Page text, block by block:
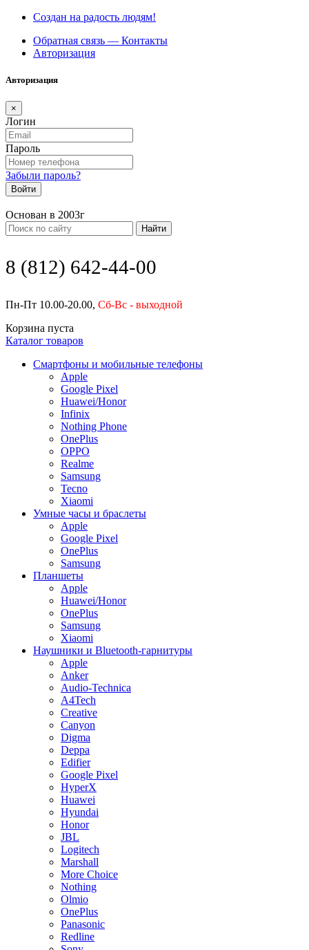
Создан на радость людям!
Обратная связь — Контакты
Авторизация
Авторизация
×
Логин
Пароль
Забыли пароль?
Войти
Основан в 2003г
Найти
8 (812) 642-44-00
Пн-Пт 10.00-20.00, Сб-Вс - выходной
Корзина пуста
Каталог товаров
Смартфоны и мобильные телефоны
Apple
Google Pixel
Huawei/Honor
Infinix
Nothing Phone
OnePlus
OPPO
Realme
Samsung
Tecno
Xiaomi
Умные часы и браслеты
Apple
Google Pixel
OnePlus
Samsung
Планшеты
Apple
Huawei/Honor
OnePlus
Samsung
Xiaomi
Наушники и Bluetooth-гарнитуры
Apple
Anker
Audio-Technica
A4Tech
Creative
Canyon
Digma
Deppa
Edifier
Google Pixel
HyperX
Huawei
Hyundai
Honor
JBL
Logitech
Marshall
More Choice
Nothing
Olmio
OnePlus
Panasonic
Redline